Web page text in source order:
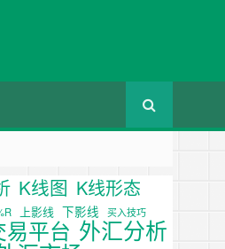
K线图 K线形态
上影线 下影线 买入技巧
平台 外汇分析